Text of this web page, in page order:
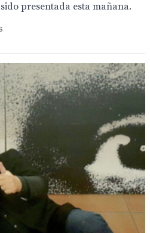
presentada esta mañana.